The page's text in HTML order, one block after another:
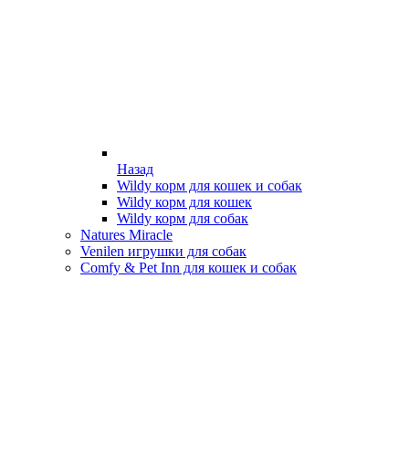
Назад
Wildy корм для кошек и собак
Wildy корм для кошек
Wildy корм для собак
Natures Miracle
Venilen игрушки для собак
Comfy & Pet Inn для кошек и собак